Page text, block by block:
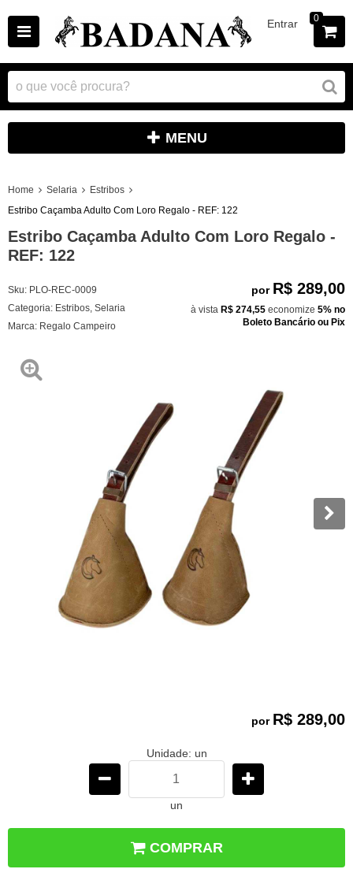
Entrar 0
MENU
Home Selaria
Estribos
Estribo Caçamba Adulto Com Loro Regalo - REF: 122
Estribo Caçamba Adulto Com Loro Regalo -
REF: 122
Sku: PLO-REC-0009
Categoria: Estribos Selaria
Marca: Regalo Campeiro
por R$ 289,00
à vista R$ 274,55 economize 5% no
Boleto Bancário ou Pix
por R$ 289,00
Unidade: un
un
COMPRAR